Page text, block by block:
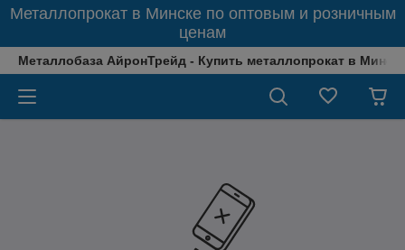
Металлопрокат в Минске по оптовым и розничным
ценам
Металлобаза АйронТрейд - Купить металлопрокат в